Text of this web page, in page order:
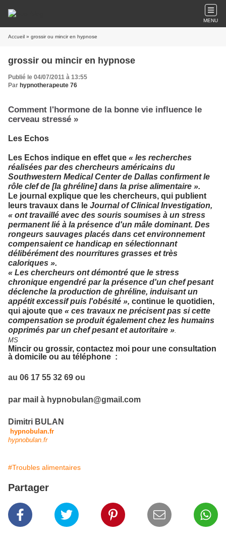
MENU
Accueil » grossir ou mincir en hypnose
grossir ou mincir en hypnose
Publié le 04/07/2011 à 13:55
Par hypnotherapeute 76
Comment l'hormone de la bonne vie influence le
cerveau stressé »
Les Echos
Les Echos indique en effet que « les recherches
réalisées par des chercheurs américains du
Southwestern Medical Center de Dallas confirment le
rôle clef de [la ghréline] dans la prise alimentaire ».
Le journal explique que les chercheurs, qui publient
leurs travaux dans le Journal of Clinical Investigation,
« ont travaillé avec des souris soumises à un stress
permanent lié à la présence d'un mâle dominant. Des
rongeurs sauvages placés dans cet environnement
compensaient ce handicap en sélectionnant
délibérément des nourritures grasses et très
caloriques ».
« Les chercheurs ont démontré que le stress
chronique engendré par la présence d'un chef pesant
déclenche la production de ghréline, induisant un
appétit excessif puis l'obésité », continue le quotidien,
qui ajoute que « ces travaux ne précisent pas si cette
compensation se produit également chez les humains
opprimés par un chef pesant et autoritaire ».
MS
Mincir ou grossir, contactez moi pour une consultation
à domicile ou au téléphone :
au 06 17 55 32 69 ou
par mail à hypnobulan@gmail.com
Dimitri BULAN
hypnobulan.fr
hypnobulan.fr
#Troubles alimentaires
Partager